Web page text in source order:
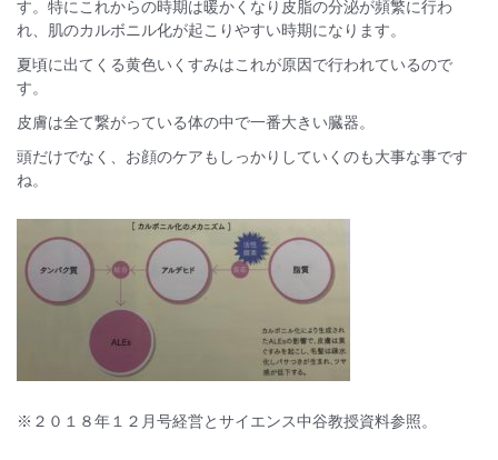
す。特にこれからの時期は暖かくなり皮脂の分泌が頻繁に行わ
れ、肌のカルボニル化が起こりやすい時期になります。
夏頃に出てくる黄色いくすみはこれが原因で行われているので
す。
皮膚は全て繋がっている体の中で一番大きい臓器。
頭だけでなく、お顔のケアもしっかりしていくのも大事な事です
ね。
※２０１８年１２月号経営とサイエンス中谷教授資料参照。